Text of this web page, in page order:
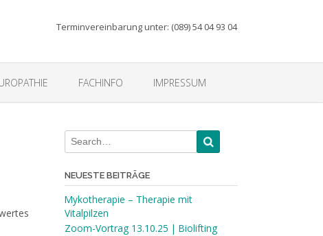
Terminvereinbarung unter: (089) 54 04 93 04
FACHINFO IMPRESSUM
NEUESTE BEITRÄGE
Mykotherapie – Therapie mit
Vitalpilzen
Zoom-Vortrag 13.10.25 | Biolifting